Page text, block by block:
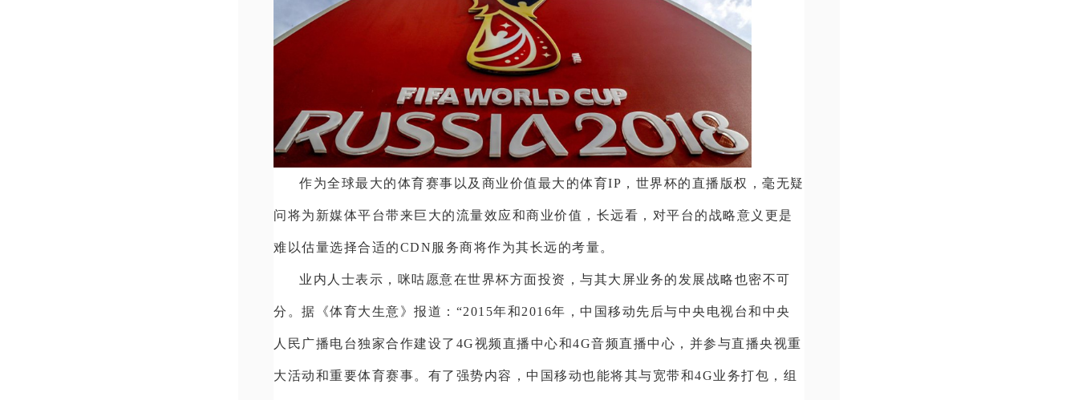
作为全球最大的体育赛事以及商业价值最大的体育IP，世界杯的直播版权，毫无疑
问将为新媒体平台带来巨大的流量效应和商业价值，长远看，对平台的战略意义更是
难以估量选择合适的CDN服务商将作为其长远的考量。
业内人士表示，咪咕愿意在世界杯方面投资，与其大屏业务的发展战略也密不可
分。据《体育大生意》报道：“2015年和2016年，中国移动先后与中央电视台和中央
人民广播电台独家合作建设了4G视频直播中心和4G音频直播中心，并参与直播央视重
大活动和重要体育赛事。有了强势内容，中国移动也能将其与宽带和4G业务打包，组